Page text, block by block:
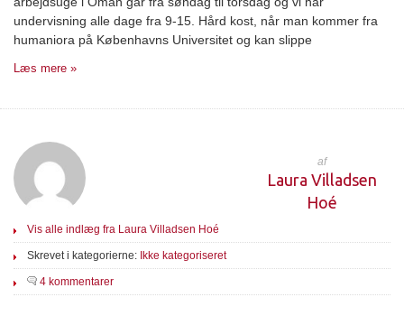
undervisning alle dage fra 9-15. Hård kost, når man kommer fra
humaniora på Københavns Universitet og kan slippe
Læs mere »
af
Laura Villadsen
Hoé
Vis alle indlæg fra Laura Villadsen Hoé
Skrevet i kategorierne: Ikke kategoriseret
4 kommentarer